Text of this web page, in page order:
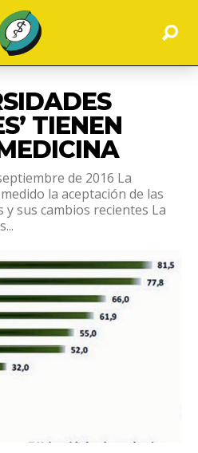
TIENEN
de 2016 La
la aceptación de las
y sus cambios recientes La